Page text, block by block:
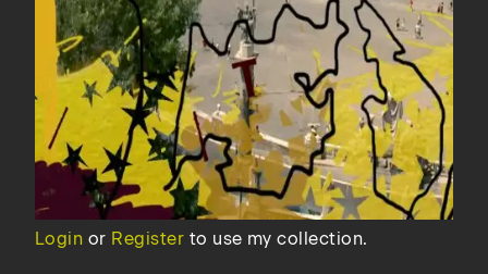
Login or Register to use my collection.